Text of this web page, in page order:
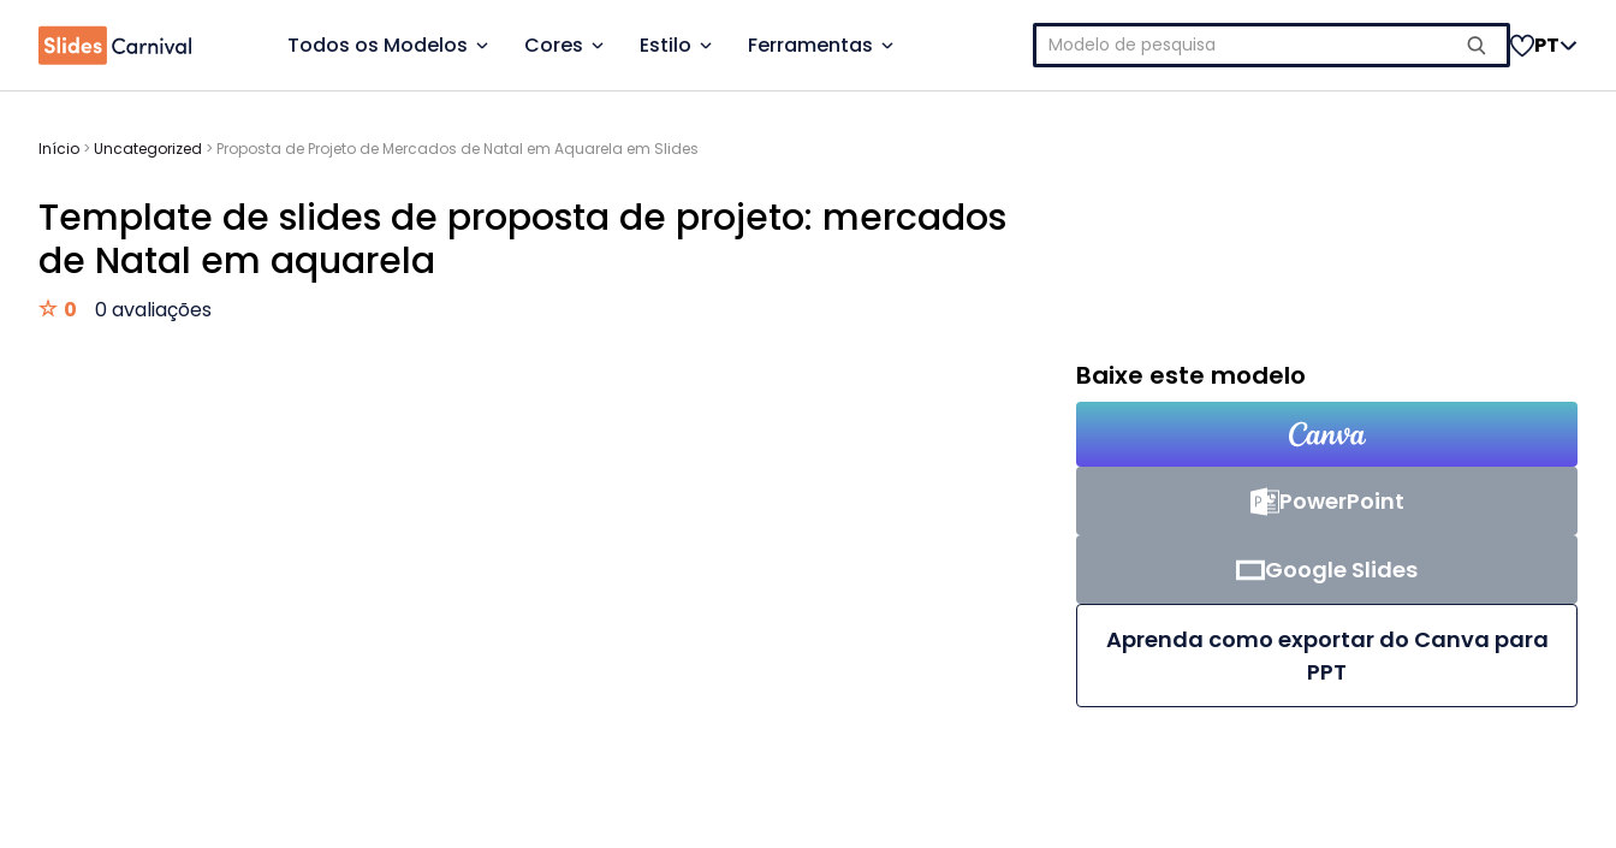
Todos os Modelos Cores Estilo Ferramentas
Pesquisar
por:
PT
Início > Uncategorized > Proposta de Projeto de Mercados de Natal em Aquarela em Slides
Template de slides de proposta de projeto: mercados
de Natal em aquarela
0 0 avaliações
Baixe este modelo
PowerPoint
Google Slides
Aprenda como exportar do Canva para
PPT